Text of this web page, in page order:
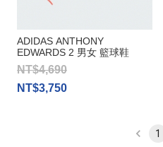
ADIDAS ANTHONY
EDWARDS 2 男女 籃球鞋
NT$4,690
NT$3,750
1